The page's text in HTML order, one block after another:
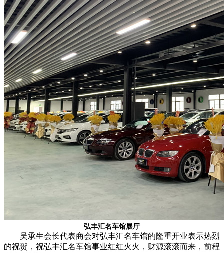
弘丰汇名车馆展厅
吴承生会长代表商会对弘丰汇名车馆的隆重开业表示热烈
的祝贺，祝弘丰汇名车馆事业红红火火，财源滚滚而来，前程